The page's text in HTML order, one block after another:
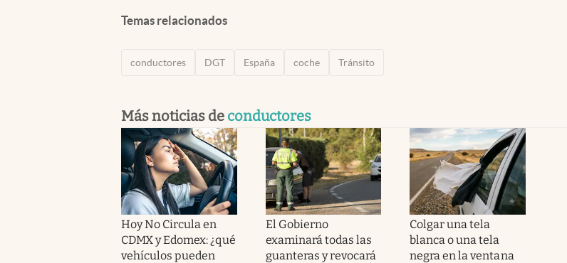
Temas relacionados
conductores DGT España coche Tránsito
Más noticias de conductores
Hoy No Circula en
CDMX y Edomex: ¿qué
vehículos pueden
El Gobierno
examinará todas las
guanteras y revocará
Colgar una tela
blanca o una tela
negra en la ventana